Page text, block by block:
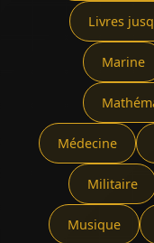
Livres
Marine
Médecine
Militaire
Musique